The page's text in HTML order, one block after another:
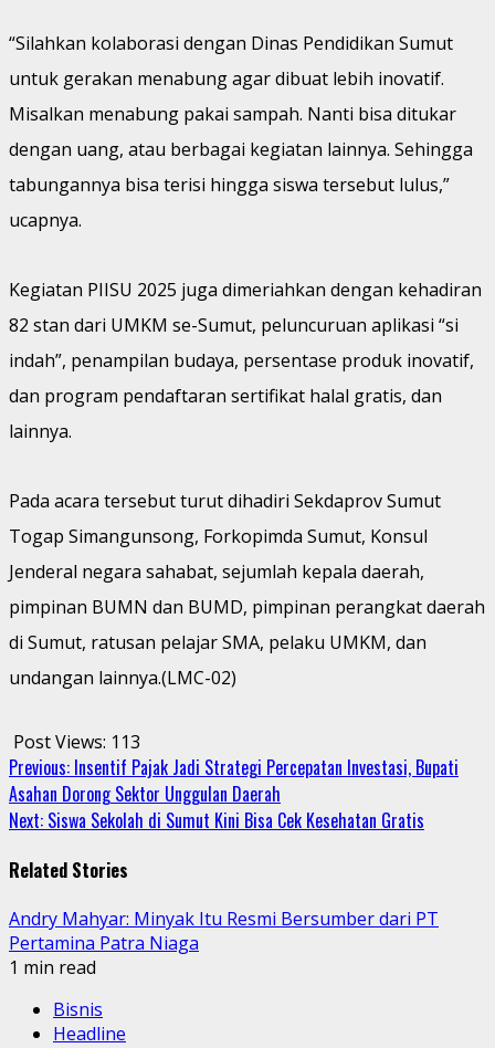
“Silahkan kolaborasi dengan Dinas Pendidikan Sumut
untuk gerakan menabung agar dibuat lebih inovatif.
Misalkan menabung pakai sampah. Nanti bisa ditukar
dengan uang, atau berbagai kegiatan lainnya. Sehingga
tabungannya bisa terisi hingga siswa tersebut lulus,”
ucapnya.
Kegiatan PIISU 2025 juga dimeriahkan dengan kehadiran
82 stan dari UMKM se-Sumut, peluncuruan aplikasi “si
indah”, penampilan budaya, persentase produk inovatif,
dan program pendaftaran sertifikat halal gratis, dan
lainnya.
Pada acara tersebut turut dihadiri Sekdaprov Sumut
Togap Simangunsong, Forkopimda Sumut, Konsul
Jenderal negara sahabat, sejumlah kepala daerah,
pimpinan BUMN dan BUMD, pimpinan perangkat daerah
di Sumut, ratusan pelajar SMA, pelaku UMKM, dan
undangan lainnya.(LMC-02)
Post Views: 113
Continue
Reading
Previous: Insentif Pajak Jadi Strategi Percepatan Investasi, Bupati
Asahan Dorong Sektor Unggulan Daerah
Next: Siswa Sekolah di Sumut Kini Bisa Cek Kesehatan Gratis
Related Stories
Andry Mahyar: Minyak Itu Resmi Bersumber dari PT
Pertamina Patra Niaga
1 min read
Bisnis
Headline